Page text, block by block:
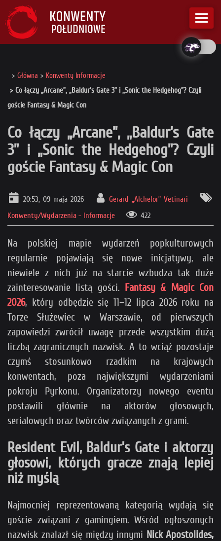
Główna
Konwenty Informacje
Co łączy „Arcane”, „Baldur’s Gate 3” i „Sonic the Hedgehog”? Czyli
goście Fantasy & Magic Con
Co łączy „Arcane”, „Baldur’s Gate
3” i „Sonic the Hedgehog”? Czyli
goście Fantasy & Magic Con
20:53, 09 maja 2026
Gerard „Alchelor” Vetinari
Konwenty/Wydarzenia - Informacje
422
Na polskiej mapie wydarzeń popkulturowych
regularnie pojawiają się nowe inicjatywy, ale
niewiele z nich już na starcie wzbudza tak duże
zainteresowanie listą gości. Fantasy & Magic Con
2026, który odbędzie się 11–12 lipca 2026 roku na
Torze Służewiec w Warszawie, od pierwszych
zapowiedzi zwrócił uwagę przede wszystkim dużą
liczbą zagranicznych nazwisk. A to wciąż pozostaje
czymś stosunkowo rzadkim na krajowych
konwentach, poza największymi wydarzeniami
pokroju Pyrkonu. Organizatorzy nowego eventu
postawili głównie na aktorów głosowych,
serialowych oraz twórców związanych z grami.
Resident Evil, Baldur’s Gate i aktorzy
głosowi, których gracze znają lepiej
niż myślą
Najmocniej reprezentowaną kategorią wydają się
goście związani z gamingiem. Wśród ogłoszonych
nazwisk znalazł się między innymi Nick Apostolides,